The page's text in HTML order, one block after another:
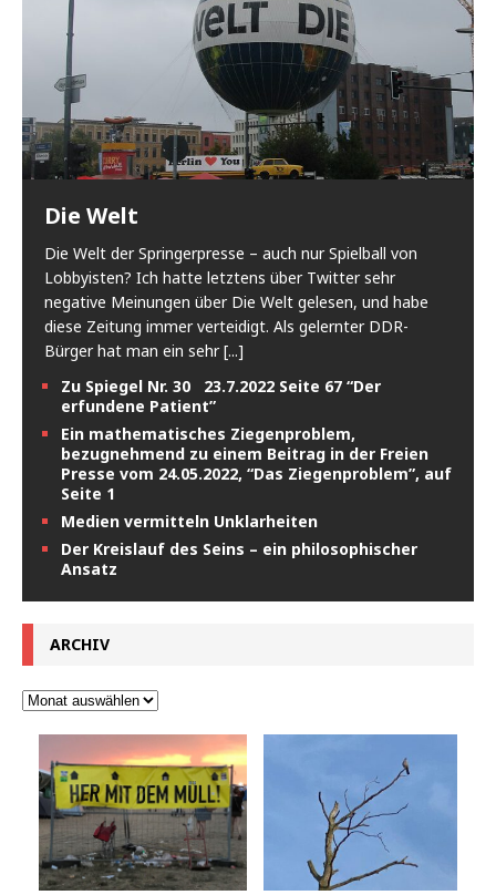
Die Welt
Die Welt der Springerpresse – auch nur Spielball von
Lobbyisten? Ich hatte letztens über Twitter sehr
negative Meinungen über Die Welt gelesen, und habe
diese Zeitung immer verteidigt. Als gelernter DDR-
Bürger hat man ein sehr[...]
Zu Spiegel Nr. 30 23.7.2022 Seite 67 “Der
erfundene Patient”
Ein mathematisches Ziegenproblem,
bezugnehmend zu einem Beitrag in der Freien
Presse vom 24.05.2022, “Das Ziegenproblem”, auf
Seite 1
Medien vermitteln Unklarheiten
Der Kreislauf des Seins – ein philosophischer
Ansatz
ARCHIV